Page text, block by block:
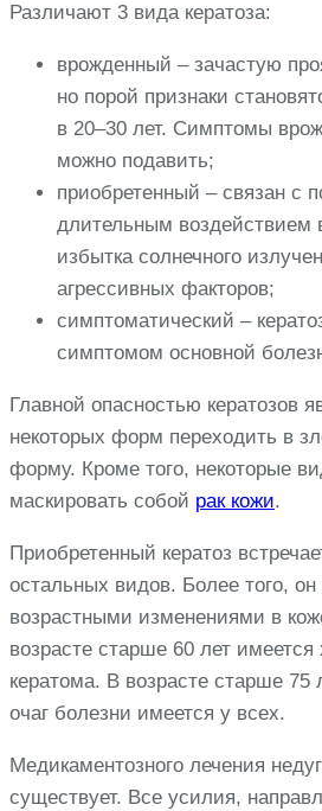
Различают 3 вида кератоза:
врожденный – зачастую
но порой признаки
в 20–30 лет. Симптомы
можно подавить;
приобретенный – связан с
длительным воздействием
избытка солнечного
агрессивных факторов;
симптоматический –
симптомом основной
Главной опасностью кератозов
некоторых форм переходить в
форму. Кроме того, некоторые
маскировать собой рак кожи.
Приобретенный кератоз
остальных видов. Более того, он
возрастными изменениями в
возрасте старше 60 лет
кератома. В возрасте старше 75
очаг болезни имеется у всех.
Медикаментозного лечения
существует. Все усилия,